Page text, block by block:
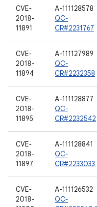
CVE-
2018-
11891
A-111128578
QC-
CR#2231767
CVE-
2018-
11894
A-111127989
QC-
CR#2232358
CVE-
2018-
11895
A-111128877
QC-
CR#2232542
CVE-
2018-
11897
A-111128841
QC-
CR#2233033
CVE-
2018-
A-111126532
QC-